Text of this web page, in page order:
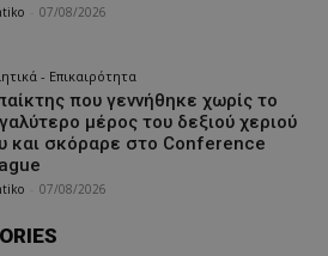
07/08/2026
- Επικαιρότητα
που γεννήθηκε χωρίς το
μέρος του δεξιού χεριού
και σκόραρε στο Conference
07/08/2026